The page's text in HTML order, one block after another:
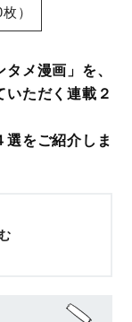
）
メ漫画」を、
ただく連載２
をご紹介しま